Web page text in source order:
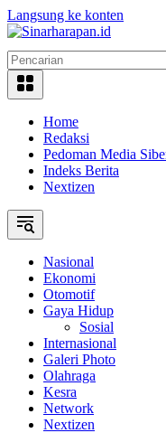
Langsung ke konten
Home
Redaksi
Pedoman Media
Indeks Berita
Nextizen
Nasional
Ekonomi
Otomotif
Gaya Hidup
Sosial
Internasional
Galeri Photo
Olahraga
Kesra
Network
Nextizen